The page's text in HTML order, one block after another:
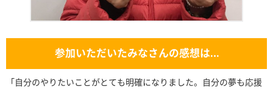
参加いただいたみなさんの感想は…
「自分のやりたいことがとても明確になりました。自分の夢も応援